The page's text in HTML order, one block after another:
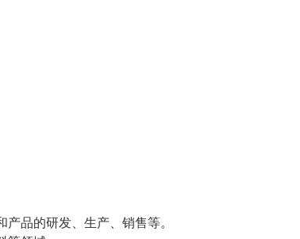
品的研发、生产、销售等。